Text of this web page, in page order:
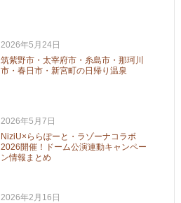
2026年5月24日
筑紫野市・太宰府市・糸島市・那珂川
市・春日市・新宮町の日帰り温泉
2026年5月7日
NiziU×ららぽーと・ラゾーナコラボ
2026開催！ドーム公演連動キャンペー
ン情報まとめ
2026年2月16日